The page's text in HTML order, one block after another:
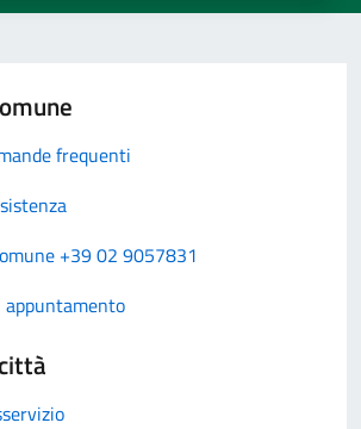
frequenti
+39 02 9057831
appuntamento